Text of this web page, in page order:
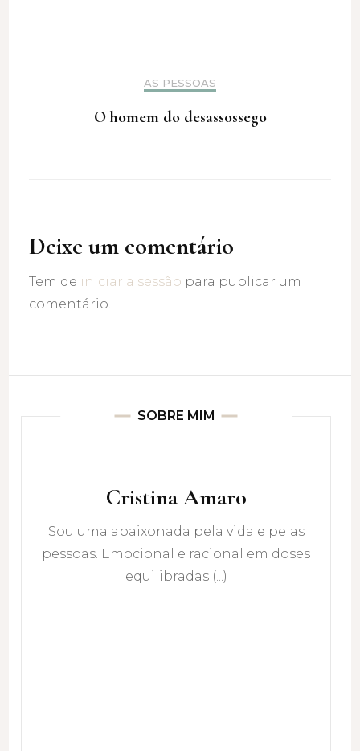
AS PESSOAS
O homem do desassossego
Deixe um comentário
Tem de iniciar a sessão para publicar um
comentário.
SOBRE MIM
Cristina Amaro
Sou uma apaixonada pela vida e pelas
pessoas. Emocional e racional em doses
equilibradas (...)